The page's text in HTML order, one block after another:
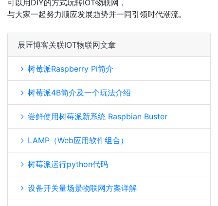
可以用DIY的方式玩转IOT物联网，
与大家一起努力顺应发展趋势并一同引领时代潮流。
辰匠博客关联IOT物联网文章
树莓派Raspberry Pi简介
树莓派4B简介及一个玩法介绍
尝鲜使用树莓派新系统 Raspbian Buster
LAMP（Web应用软件组合）
树莓派运行python代码
设备开关量场景物联网方案详解